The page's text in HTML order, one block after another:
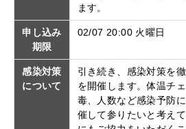
ます。
申し込み
期限
02/07 20:00 火曜日
感染対策
について
引き続き、感染対策を
を開催します。体温チ
毒、人数など感染予防
催して参りたいと考え